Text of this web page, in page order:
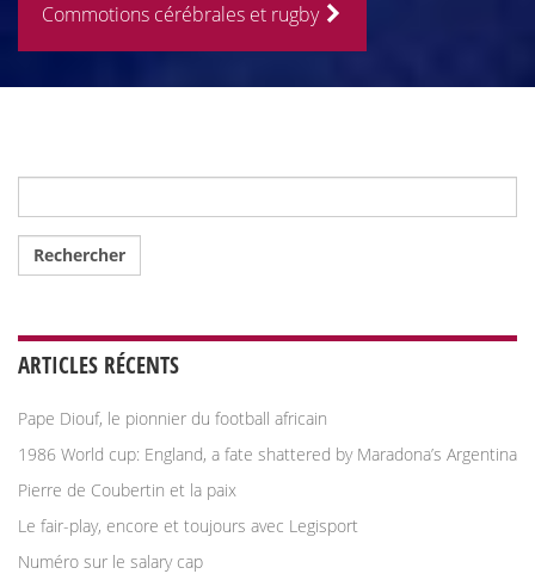
Commotions cérébrales et rugby
ARTICLES RÉCENTS
Pape Diouf, le pionnier du football africain
1986 World cup: England, a fate shattered by Maradona’s Argentina
Pierre de Coubertin et la paix
Le fair-play, encore et toujours avec Legisport
Numéro sur le salary cap